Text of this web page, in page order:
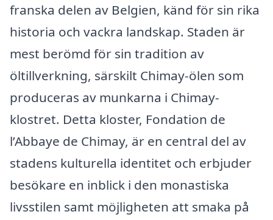
franska delen av Belgien, känd för sin rika
historia och vackra landskap. Staden är
mest berömd för sin tradition av
öltillverkning, särskilt Chimay-ölen som
produceras av munkarna i Chimay-
klostret. Detta kloster, Fondation de
l’Abbaye de Chimay, är en central del av
stadens kulturella identitet och erbjuder
besökare en inblick i den monastiska
livsstilen samt möjligheten att smaka på